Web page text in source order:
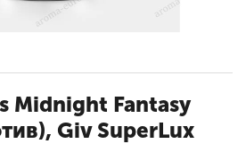
Midnight Fantasy
Giv SuperLux